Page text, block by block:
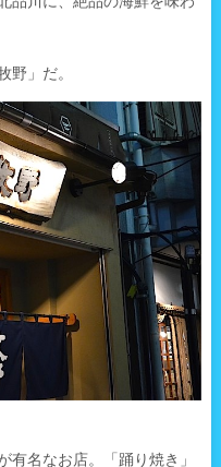
」だ。
有名なお店。「踊り焼き」